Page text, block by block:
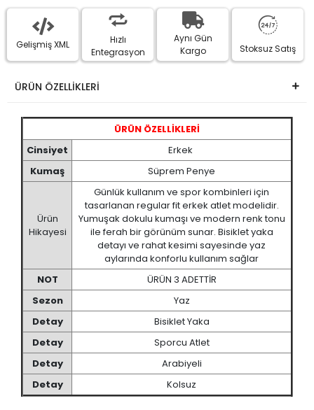
Gelişmiş XML
Hızlı
Entegrasyon
Aynı Gün
Kargo
Stoksuz Satış
ÜRÜN ÖZELLİKLERİ
ÜRÜN ÖZELLİKLERİ
Cinsiyet
Erkek
Kumaş
Süprem Penye
Ürün
Hikayesi
Günlük kullanım ve spor kombinleri için
tasarlanan regular fit erkek atlet modelidir.
Yumuşak dokulu kumaşı ve modern renk tonu
ile ferah bir görünüm sunar. Bisiklet yaka
detayı ve rahat kesimi sayesinde yaz
aylarında konforlu kullanım sağlar
NOT
ÜRÜN 3 ADETTİR
Sezon
Yaz
Detay
Bisiklet Yaka
Detay
Sporcu Atlet
Detay
Arabiyeli
Detay
Kolsuz